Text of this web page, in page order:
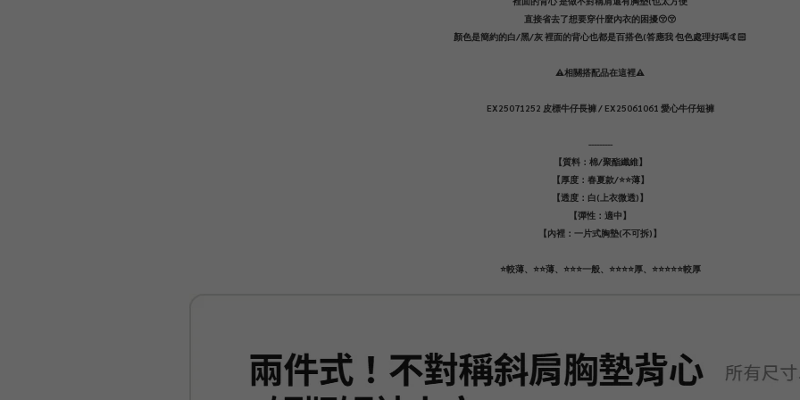
直接省去了想要穿什麼內衣的困擾😚😚
顏色是簡約的白/黑/灰 裡面的背心也都是百搭色(答應我 包色處理好嗎🤙🏻
⚠️相關搭配品在這裡⚠️
EX25071252 皮標牛仔長褲 / EX25061061 愛心牛仔短褲
---------
【質料：棉/聚酯纖維】
【厚度：春夏款/⭐️⭐️薄】
【透度：白(上衣微透)】
【彈性：適中】
【內裡：一片式胸墊(不可拆)】
⭐️較薄、⭐️⭐️薄、⭐️⭐️⭐️一般、⭐️⭐️⭐️⭐️厚、⭐️⭐️⭐️⭐️⭐️較厚